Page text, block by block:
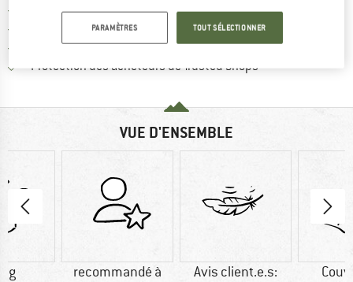
Droit de retour de 100 jours Trouve les informations de
> 4 000 000 clients satisfaits
Tous les articles disponibles
Protection des acheteurs de Trusted Shops
VUE D'ENSEMBLE
g
recommandé à
Avis client.e.s:
PARAMÈTRES TOUT SÉLECTIONNER